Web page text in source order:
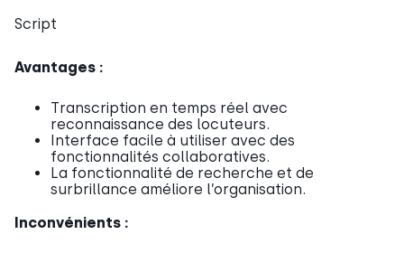
Script
Avantages :
Transcription en temps réel avec
reconnaissance des locuteurs.
Interface facile à utiliser avec des
fonctionnalités collaboratives.
La fonctionnalité de recherche et de
surbrillance améliore l’organisation.
Inconvénients :